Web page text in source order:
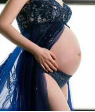
青馡 孕婦照
+
More